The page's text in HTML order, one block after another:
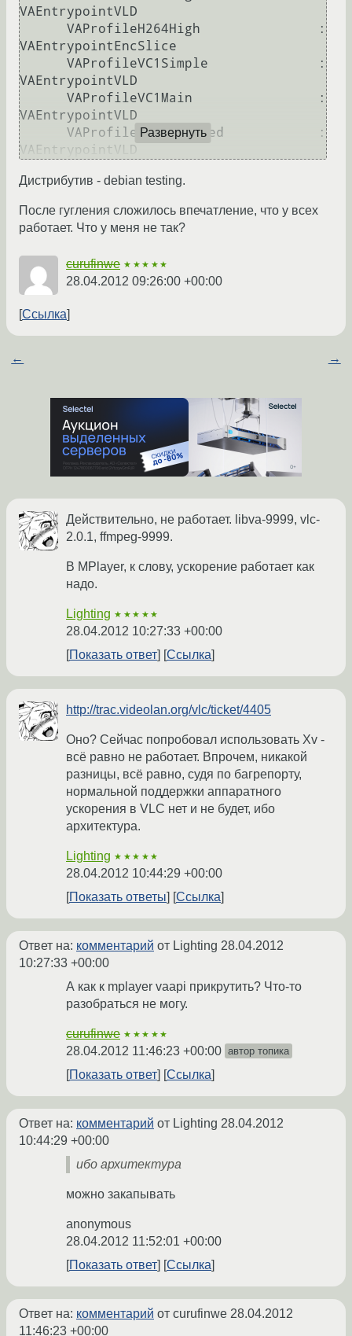
VAEntrypointVLD
VAEntrypointEncSlice
VAEntrypointVLD
VAEntrypointVLD
Развернуть
Дистрибутив - debian testing.
После гугления сложилось впечатление, что у всех
работает. Что у меня не так?
curufinwe ★★★★★
28.04.2012 09:26:00 +00:00
Ссылка
← →
Действительно, не работает. libva-9999, vlc-
2.0.1, ffmpeg-9999.
В MPlayer, к слову, ускорение работает как
надо.
Lighting ★★★★★
28.04.2012 10:27:33 +00:00
Показать ответ
Ссылка
http://trac.videolan.org/vlc/ticket/4405
Оно? Сейчас попробовал использовать Xv -
всё равно не работает. Впрочем, никакой
разницы, всё равно, судя по багрепорту,
нормальной поддержки аппаратного
ускорения в VLC нет и не будет, ибо
архитектура.
Lighting ★★★★★
28.04.2012 10:44:29 +00:00
Показать ответы
Ссылка
Ответ на: комментарий от Lighting 28.04.2012
10:27:33 +00:00
А как к mplayer vaapi прикрутить? Что-то
разобраться не могу.
curufinwe ★★★★★
28.04.2012 11:46:23 +00:00 автор топика
Показать ответ Ссылка
Ответ на: комментарий от Lighting 28.04.2012
10:44:29 +00:00
ибо архитектура
можно закапывать
anonymous
28.04.2012 11:52:01 +00:00
Показать ответ
Ссылка
Ответ на: комментарий от curufinwe 28.04.2012
11:46:23 +00:00